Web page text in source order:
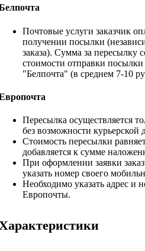
Почтовые услуги заказчик
получении посылки
заказа). Сумма за пересылку
стоимости отправки
"Белпочта" (в среднем 7-10
Пересылка осуществляется
без возможности курьерской
Стоимость пересылки
добавляется к сумме
При оформлении заявки
указать номер своего
Необходимо указать адрес и
Европочты.